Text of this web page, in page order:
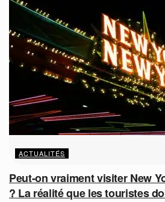
ACTUALITÉS
Peut-on vraiment visiter New
? La réalité que les touristes